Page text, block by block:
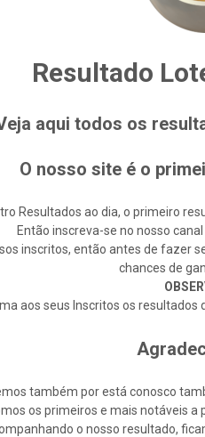
Resultado
aqui todos os
O nosso site é o
Resultados ao dia, o primeiro
Então inscreva-se no nosso
inscritos, então antes de
chances de
aos seus Inscritos os
também por está conosco
os primeiros e mais
o nosso resultado,